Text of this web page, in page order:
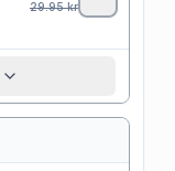
29.95kr